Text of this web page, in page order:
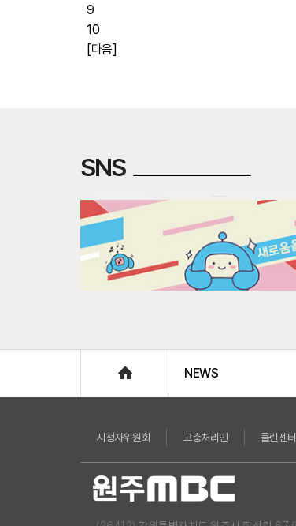
9
10
[다음]
SNS
NEWS
시청자위원회 고충처리인 클린센터